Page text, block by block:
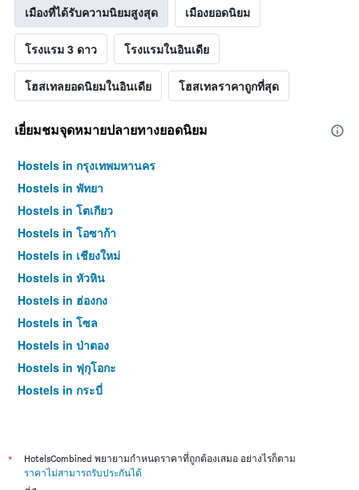
เมืองที่ได้รับความนิยมสูงสุด เมืองยอดนิยม
โรงแรม 3 ดาว โรงแรมในอินเดีย
โฮสเทลยอดนิยมในอินเดีย โฮสเทลราคาถูกที่สุด
เยี่ยมชมจุดหมายปลายทางยอดนิยม
Hostels in กรุงเทพมหานคร
Hostels in พัทยา
Hostels in โตเกียว
Hostels in โอซาก้า
Hostels in เชียงใหม่
Hostels in หัวหิน
Hostels in ฮ่องกง
Hostels in โซล
Hostels in ป่าตอง
Hostels in ฟุกุโอกะ
Hostels in กระบี่
Hostels in เซี่ยงไฮ้
Hostels in ไทเป
*
HotelsCombined พยายามกำหนดราคาที่ถูกต้องเสมอ อย่างไรก็ตาม
ราคาไม่สามารถรับประกันได้